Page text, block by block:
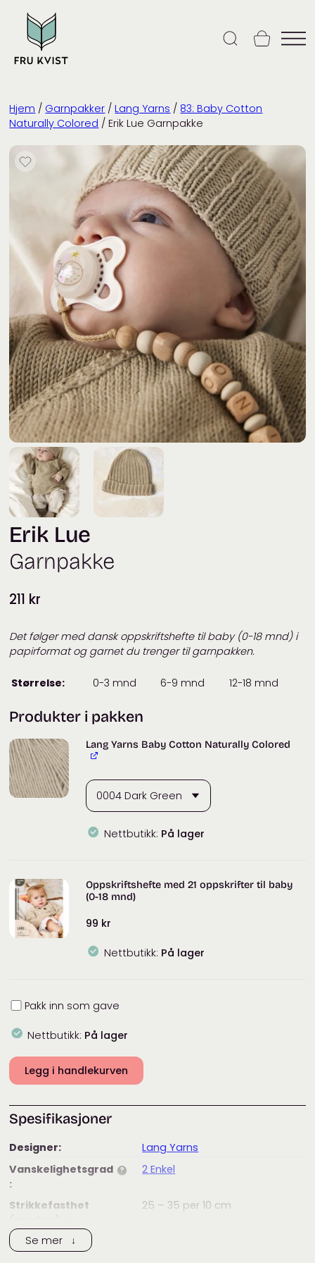
content
Hjem / Garnpakker / Lang Yarns / 83: Baby Cotton
Naturally Colored / Erik Lue Garnpakke
Erik Lue
Garnpakke
211 kr
Det følger med dansk oppskriftshefte til baby (0-18 mnd) i
papirformat og garnet du trenger til garnpakken.
Størrelse: 0-3 mnd 6-9 mnd 12-18 mnd
Produkter i pakken
Lang Yarns Baby Cotton Naturally Colored
Nettbutikk: På lager
Oppskriftshefte med 21 oppskrifter til baby
(0-18 mnd)
99 kr
Nettbutikk: På lager
Innpakning
Pakk inn som gave
Nettbutikk: På lager
Legg i handlekurven
Spesifikasjoner
Designer:
Lang Yarns
Vanskelighetsgrad ?
:
2 Enkel
Strikkefasthet
25 – 35 per 10 cm
Anbefalt
pinnestørrelse:
Se mer ↓